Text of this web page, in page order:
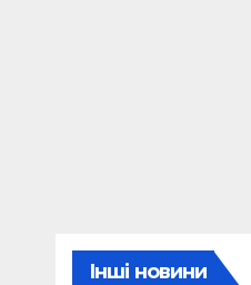
Інші новини